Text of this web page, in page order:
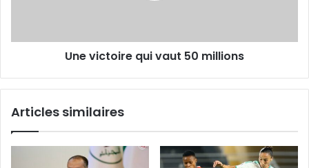
Une victoire qui vaut 50 millions
Articles similaires